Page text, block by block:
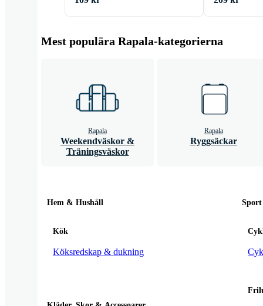
Mest populära Rapala-kategorierna
Rapala
Weekendväskor &
Träningsväskor
Rapala
Ryggsäckar
Hem & Hushåll
Kök
Köksredskap & dukning